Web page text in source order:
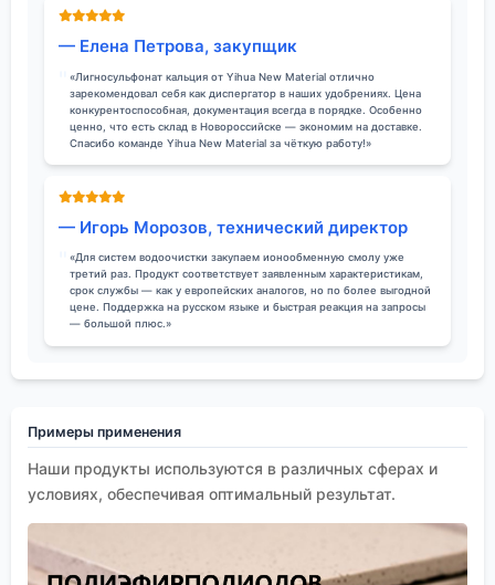
— Елена Петрова, закупщик
«Лигносульфонат кальция от Yihua New Material отлично
зарекомендовал себя как диспергатор в наших удобрениях. Цена
конкурентоспособная, документация всегда в порядке. Особенно
ценно, что есть склад в Новороссийске — экономим на доставке.
Спасибо команде Yihua New Material за чёткую работу!»
— Игорь Морозов, технический директор
«Для систем водоочистки закупаем ионообменную смолу уже
третий раз. Продукт соответствует заявленным характеристикам,
срок службы — как у европейских аналогов, но по более выгодной
цене. Поддержка на русском языке и быстрая реакция на запросы
— большой плюс.»
Примеры применения
Наши продукты используются в различных сферах и
условиях, обеспечивая оптимальный результат.